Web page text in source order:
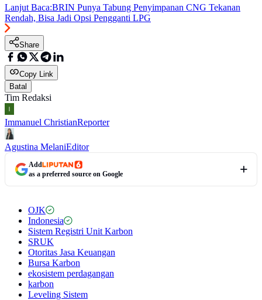
Lanjut Baca:BRIN Punya Tabung Penyimpanan CNG Tekanan
Rendah, Bisa Jadi Opsi Pengganti LPG
Share
Copy Link
Batal
Tim Redaksi
Immanuel ChristianReporter
Agustina MelaniEditor
Add
as a preferred source on Google
OJK
Indonesia
Sistem Registri Unit Karbon
SRUK
Otoritas Jasa Keuangan
Bursa Karbon
ekosistem perdagangan
karbon
Leveling Sistem